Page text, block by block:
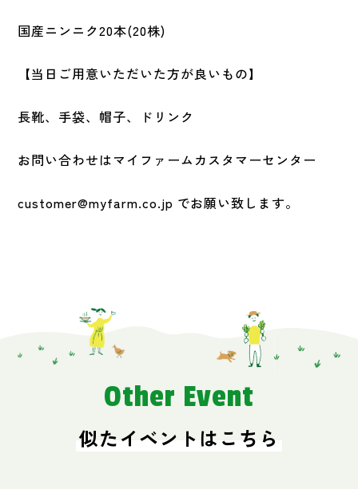
国産ニンニク20本(20株)
【当日ご用意いただいた方が良いもの】
長靴、手袋、帽子、ドリンク
お問い合わせはマイファームカスタマーセンター
customer@myfarm.co.jp でお願い致します。
Other Event
似たイベントはこちら